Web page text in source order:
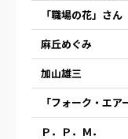
「職場の花」さん
麻丘めぐみ
加山雄三
「フォーク・エア
Ｐ．Ｐ．Ｍ．